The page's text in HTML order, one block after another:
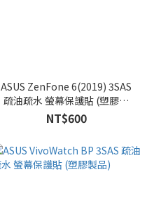
ASUS ZenFone 6(2019) 3SAS
疏油疏水 螢幕保護貼 (塑膠製
品)
NT$600